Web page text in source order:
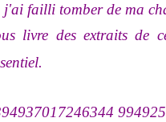
j'ai failli tomber de ma
livre des extraits de